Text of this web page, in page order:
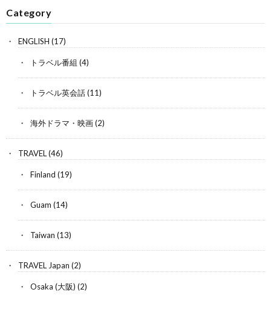
Category
ENGLISH (17)
トラベル番組 (4)
トラベル英会話(11)
海外ドラマ・映画(2)
TRAVEL(46)
Finland (19)
Guam (14)
Taiwan (13)
TRAVEL Japan (2)
Osaka (大阪) (2)